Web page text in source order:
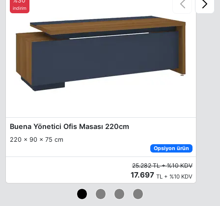
Buena Yönetici Ofis Masası 220cm
220 x 90 x 75 cm
Opsiyon ürün
indirim
25.282 TL + %10 KDV
17.697 TL + %10 KDV